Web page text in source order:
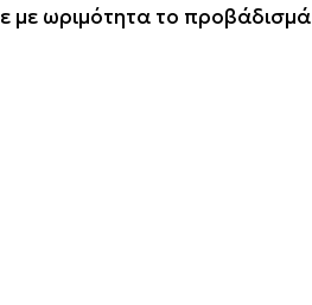
με ωριμότητα το προβάδισμά